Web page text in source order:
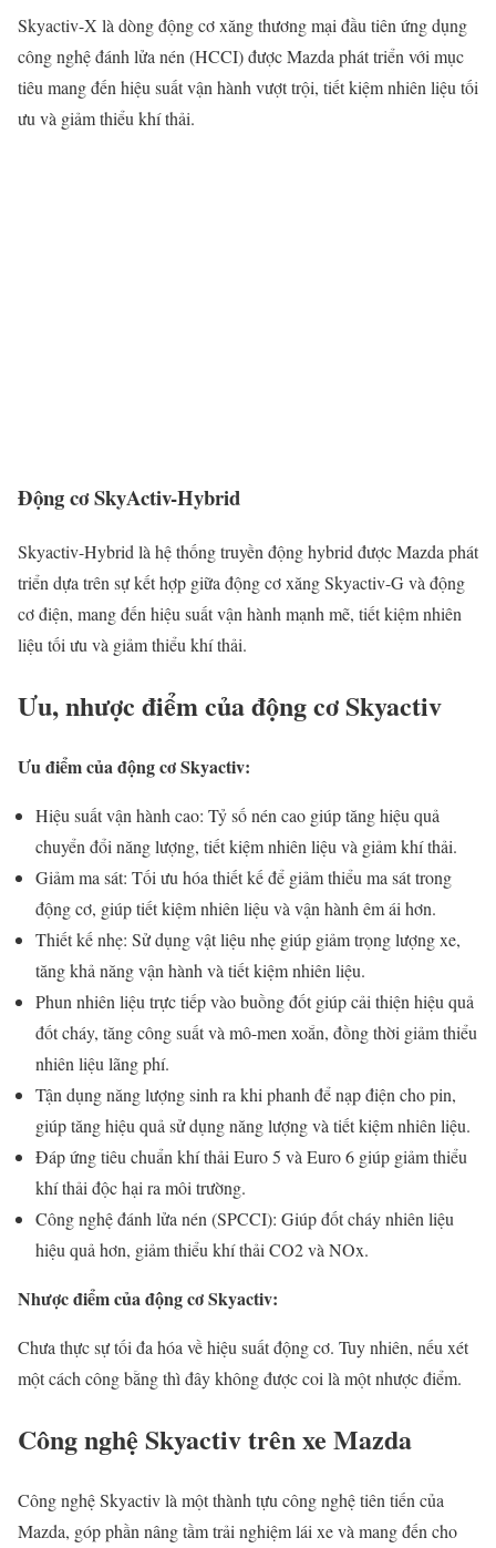
Skyactiv-X là dòng động cơ xăng thương mại đầu tiên ứng dụng
công nghệ đánh lửa nén (HCCI) được Mazda phát triển với mục
tiêu mang đến hiệu suất vận hành vượt trội, tiết kiệm nhiên liệu tối
ưu và giảm thiểu khí thải.
Động cơ SkyActiv-Hybrid
Skyactiv-Hybrid là hệ thống truyền động hybrid được Mazda phát
triển dựa trên sự kết hợp giữa động cơ xăng Skyactiv-G và động
cơ điện, mang đến hiệu suất vận hành mạnh mẽ, tiết kiệm nhiên
liệu tối ưu và giảm thiểu khí thải.
Ưu, nhược điểm của động cơ Skyactiv
Ưu điểm của động cơ Skyactiv:
Hiệu suất vận hành cao: Tỷ số nén cao giúp tăng hiệu quả
chuyển đổi năng lượng, tiết kiệm nhiên liệu và giảm khí thải.
Giảm ma sát: Tối ưu hóa thiết kế để giảm thiểu ma sát trong
động cơ, giúp tiết kiệm nhiên liệu và vận hành êm ái hơn.
Thiết kế nhẹ: Sử dụng vật liệu nhẹ giúp giảm trọng lượng xe,
tăng khả năng vận hành và tiết kiệm nhiên liệu.
Phun nhiên liệu trực tiếp vào buồng đốt giúp cải thiện hiệu quả
đốt cháy, tăng công suất và mô-men xoắn, đồng thời giảm thiểu
nhiên liệu lãng phí.
Tận dụng năng lượng sinh ra khi phanh để nạp điện cho pin,
giúp tăng hiệu quả sử dụng năng lượng và tiết kiệm nhiên liệu.
Đáp ứng tiêu chuẩn khí thải Euro 5 và Euro 6 giúp giảm thiểu
khí thải độc hại ra môi trường.
Công nghệ đánh lửa nén (SPCCI): Giúp đốt cháy nhiên liệu
hiệu quả hơn, giảm thiểu khí thải CO2 và NOx.
Nhược điểm của động cơ Skyactiv:
Chưa thực sự tối đa hóa về hiệu suất động cơ. Tuy nhiên, nếu xét
một cách công bằng thì đây không được coi là một nhược điểm.
Công nghệ Skyactiv trên xe Mazda
Công nghệ Skyactiv là một thành tựu công nghệ tiên tiến của
Mazda, góp phần nâng tầm trải nghiệm lái xe và mang đến cho